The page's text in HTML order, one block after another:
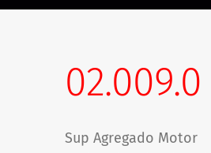
02.009.0
Sup Agregado Motor